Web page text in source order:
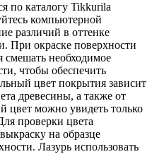
по каталогу Tikkurila
компьютерной
различий в оттенке
При окраске поверхности
смешать необходимое
чтобы обеспечить
цвет покрытия зависит
древесины, а также от
цвет можно увидеть только
проверки цвета
на образце
Лазурь использовать